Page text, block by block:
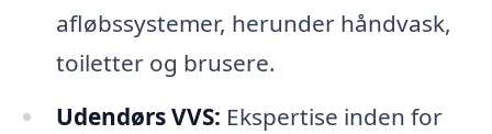
afløbssystemer, herunder håndvask,
toiletter og brusere.
Udendørs VVS: Ekspertise inden for